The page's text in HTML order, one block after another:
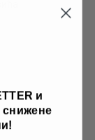
и
снижене